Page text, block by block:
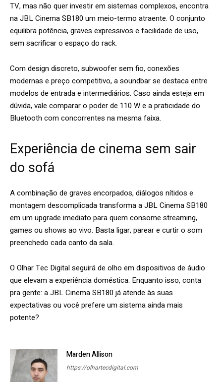
TV, mas não quer investir em sistemas complexos, encontra
na JBL Cinema SB180 um meio-termo atraente. O conjunto
equilibra potência, graves expressivos e facilidade de uso,
sem sacrificar o espaço do rack.
Com design discreto, subwoofer sem fio, conexões
modernas e preço competitivo, a soundbar se destaca entre
modelos de entrada e intermediários. Caso ainda esteja em
dúvida, vale comparar o poder de 110 W e a praticidade do
Bluetooth com concorrentes na mesma faixa.
Experiência de cinema sem sair
do sofá
A combinação de graves encorpados, diálogos nítidos e
montagem descomplicada transforma a JBL Cinema SB180
em um upgrade imediato para quem consome streaming,
games ou shows ao vivo. Basta ligar, parear e curtir o som
preenchedo cada canto da sala.
O Olhar Tec Digital seguirá de olho em dispositivos de áudio
que elevam a experiência doméstica. Enquanto isso, conta
pra gente: a JBL Cinema SB180 já atende às suas
expectativas ou você prefere um sistema ainda mais
potente?
Marden Allison
https://olhartecdigital.com